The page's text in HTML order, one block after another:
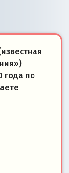
года по